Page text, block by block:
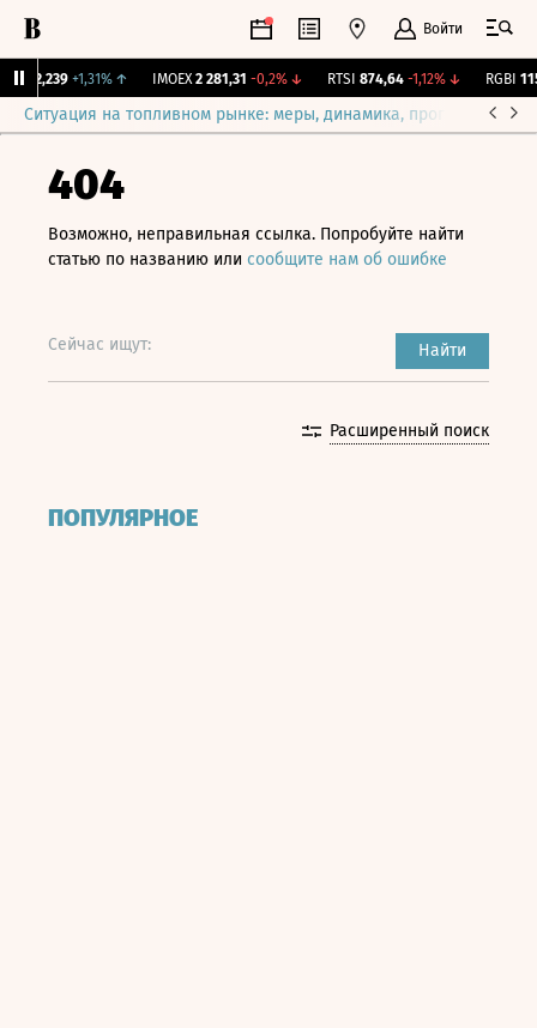
Войти
12,239 +1,31% ↑ IMOEX 2 281,31 -0,2%↓ RTSI 874,64 -1,12%↓ RGBI
Ситуация на топливном рынке: меры, динамика, прогнозы
404
Возможно, неправильная ссылка. Попробуйте найти
статью по названию или сообщите нам об ошибке
Сейчас ищут: Найти
Расширенный поиск
ПОПУЛЯРНОЕ